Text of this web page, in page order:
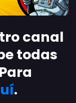
canal
todas
.